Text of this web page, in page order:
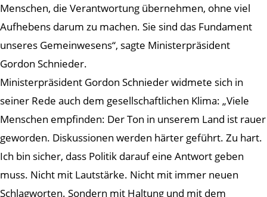
Menschen, die Verantwortung übernehmen, ohne viel
Aufhebens darum zu machen. Sie sind das Fundament
unseres Gemeinwesens“, sagte Ministerpräsident
Gordon Schnieder.
Ministerpräsident Gordon Schnieder widmete sich in
seiner Rede auch dem gesellschaftlichen Klima: „Viele
Menschen empfinden: Der Ton in unserem Land ist rauer
geworden. Diskussionen werden härter geführt. Zu hart.
Ich bin sicher, dass Politik darauf eine Antwort geben
muss. Nicht mit Lautstärke. Nicht mit immer neuen
Schlagworten. Sondern mit Haltung und mit dem